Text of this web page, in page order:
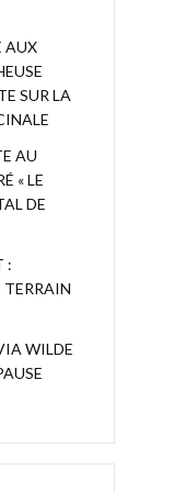
AUX
SUR LA
AU
« LE
DE
:
TERRAIN
WILDE